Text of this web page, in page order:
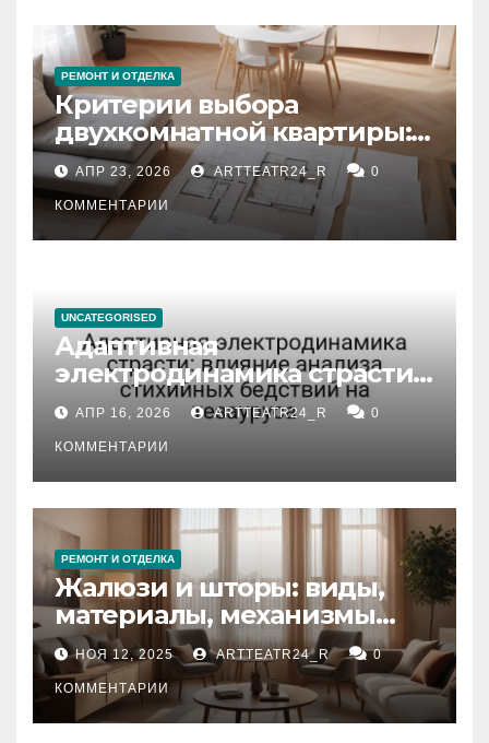
РЕМОНТ И ОТДЕЛКА
Критерии выбора
двухкомнатной квартиры:
планировка, площадь,
состояние и документация
АПР 23, 2026 ARTTEATR24_R 0
КОММЕНТАРИИ
UNCATEGORISED
Адаптивная
электродинамика страсти:
влияние анализа
стихийных бедствий на
тезауруса
АПР 16, 2026 ARTTEATR24_R 0
КОММЕНТАРИИ
РЕМОНТ И ОТДЕЛКА
Жалюзи и шторы: виды,
материалы, механизмы
управления и уход
НОЯ 12, 2025 ARTTEATR24_R 0
КОММЕНТАРИИ